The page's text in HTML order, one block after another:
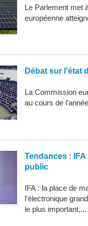
Le Parlement met
européenne
Débat sur l'état
La Commission
au cours de
Tendances :
public
IFA : la place de
l'électronique
le plus important,...